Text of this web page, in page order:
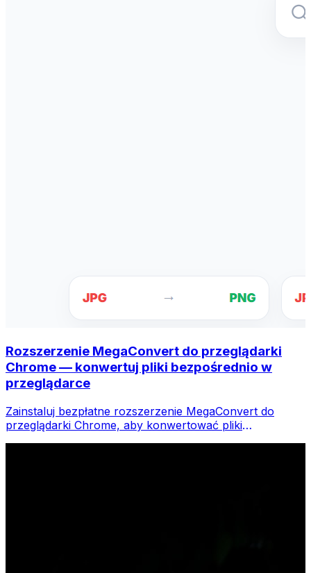
Rozszerzenie MegaConvert do przeglądarki
Chrome — konwertuj pliki bezpośrednio w
przeglądarce
Zainstaluj bezpłatne rozszerzenie MegaConvert do
przeglądarki Chrome, aby konwertować pliki